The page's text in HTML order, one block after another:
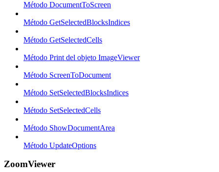
Método DocumentToScreen
Método GetSelectedBlocksIndices
Método GetSelectedCells
Método Print del objeto ImageViewer
Método ScreenToDocument
Método SetSelectedBlocksIndices
Método SetSelectedCells
Método ShowDocumentArea
Método UpdateOptions
ZoomViewer